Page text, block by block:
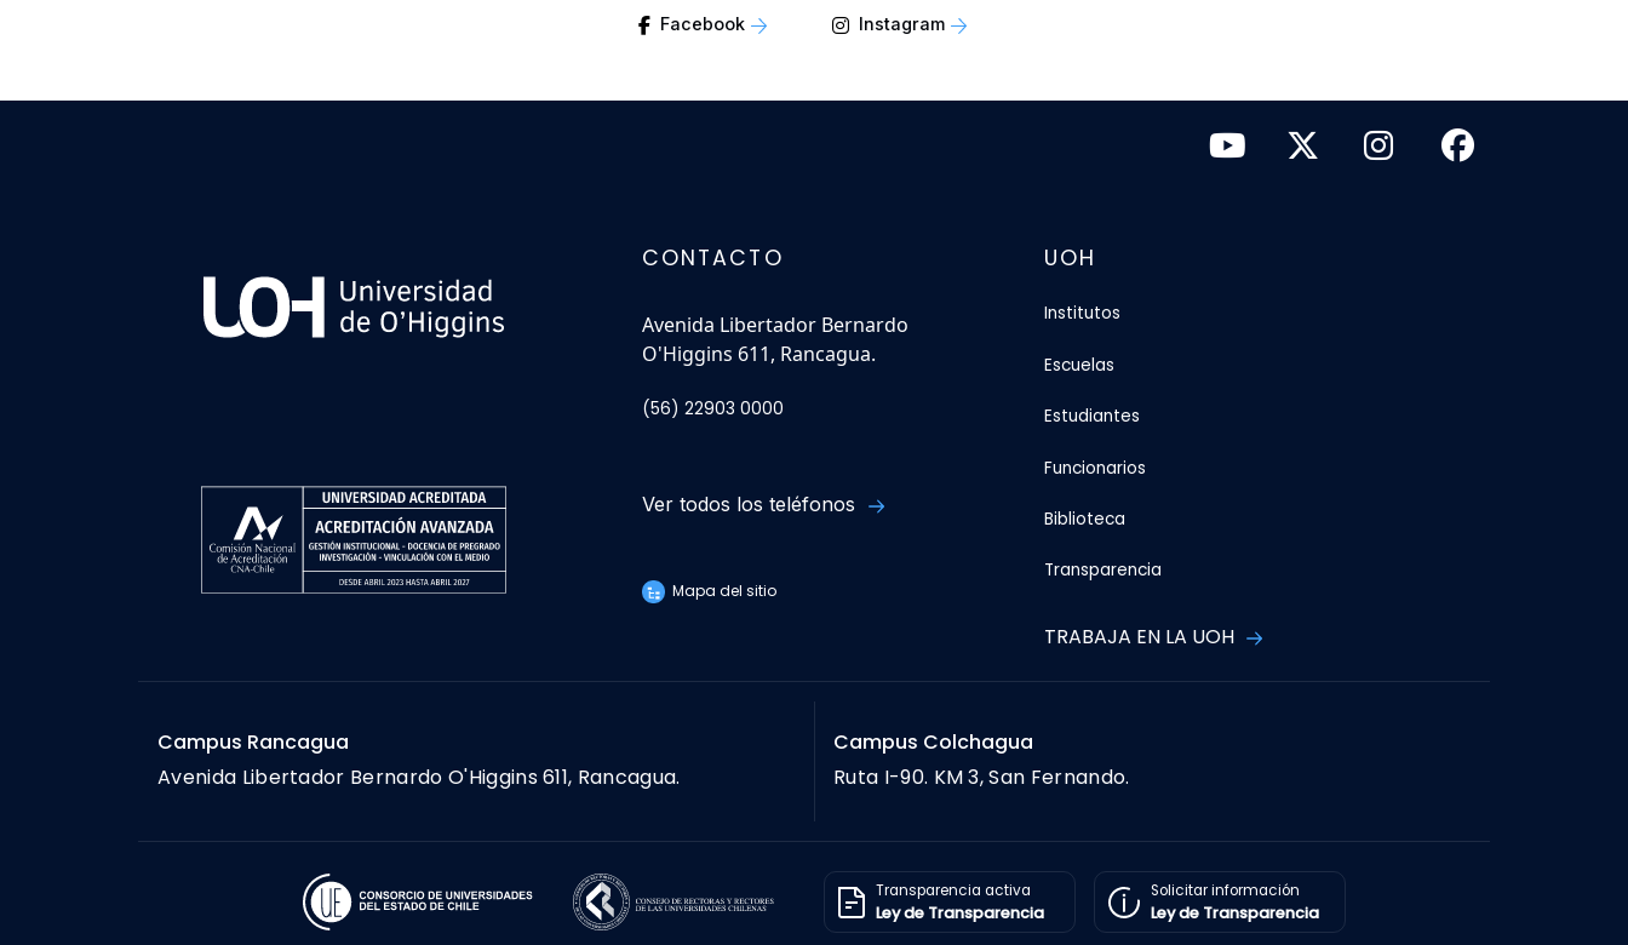
Facebook Instagram
CONTACTO
Avenida Libertador Bernardo
O'Higgins 611, Rancagua.
(56) 22903 0000
Ver todos los teléfonos
Mapa del sitio
UOH
Institutos
Escuelas
Estudiantes
Funcionarios
Biblioteca
Transparencia
TRABAJA EN LA UOH
Campus Rancagua
Avenida Libertador Bernardo O'Higgins 611, Rancagua.
Campus Colchagua
Ruta I-90. KM 3, San Fernando.
Transparencia activa
Ley de Transparencia
Solicitar información
Ley de Transparencia